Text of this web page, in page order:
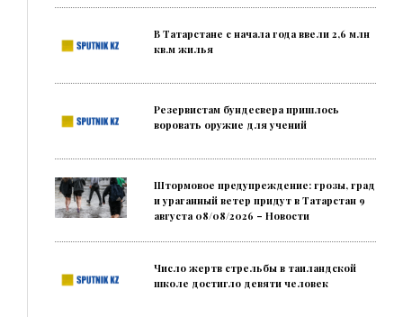
В Татарстане с начала года ввели 2,6 млн
кв.м жилья
Резервистам бундесвера пришлось
воровать оружие для учений
Штормовое предупреждение: грозы, град
и ураганный ветер придут в Татарстан 9
августа 08/08/2026 – Новости
Число жертв стрельбы в таиландской
школе достигло девяти человек